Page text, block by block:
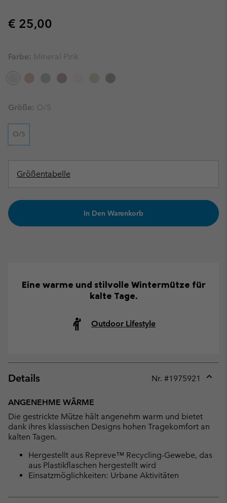
Regular price:
€ 25,00
Farbe: Mineral Pink
Größe: O/S
O/S
Größentabelle
In Den Warenkorb
Eine warme und stilvolle Wintermütze für
kalte Tage.
Outdoor Lifestyle
Details Nr. #1975921
ANGENEHME WÄRME
Die gestrickte Mütze hält angenehm warm und bietet
dank ihres klassischen Designs hohen Tragekomfort an
kalten Tagen.
Hergestellt aus Repreve™ Recycling-Gewebe, das
aus Plastikflaschen hergestellt wird
Einsatzmöglichkeiten: Urbane Aktivitäten